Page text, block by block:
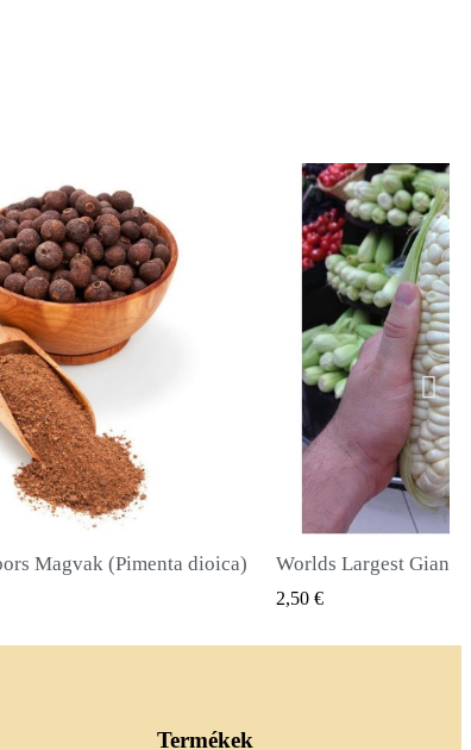
GYORSNÉZET Worlds Largest Giant Corn Magvak Cuzco - Cusco Óriás napraforgó
2,40 €
Termékek